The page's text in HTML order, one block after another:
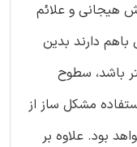
که هوش هیجانی و علائم
دارند بدین
باشد، سطوح
مشکل ساز از
بود. علاوه بر